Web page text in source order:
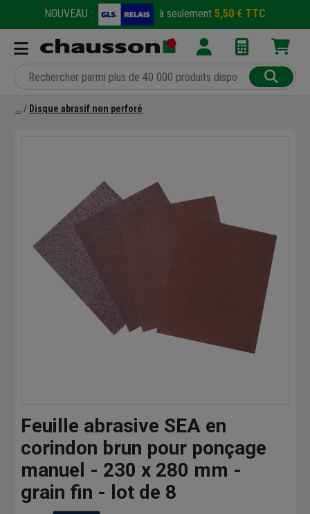
NOUVEAU : à seulement 5,50 € TTC
Disque abrasif non perforé
Feuille abrasive SEA en
corindon brun pour ponçage
manuel - 230 x 280 mm -
grain fin - lot de 8